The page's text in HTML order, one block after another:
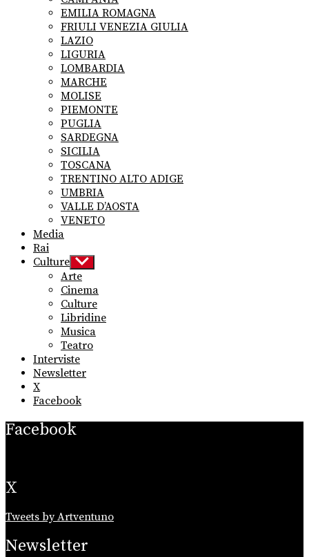
EMILIA ROMAGNA
FRIULI VENEZIA GIULIA
LAZIO
LIGURIA
LOMBARDIA
MARCHE
MOLISE
PIEMONTE
PUGLIA
SARDEGNA
SICILIA
TOSCANA
TRENTINO ALTO ADIGE
UMBRIA
VALLE D’AOSTA
VENETO
Media
Rai
Culture Show
sub
menu
Arte
Cinema
Culture
Libridine
Musica
Teatro
Interviste
Newsletter
X
Facebook
Facebook
X
Tweets by Artventuno
Newsletter